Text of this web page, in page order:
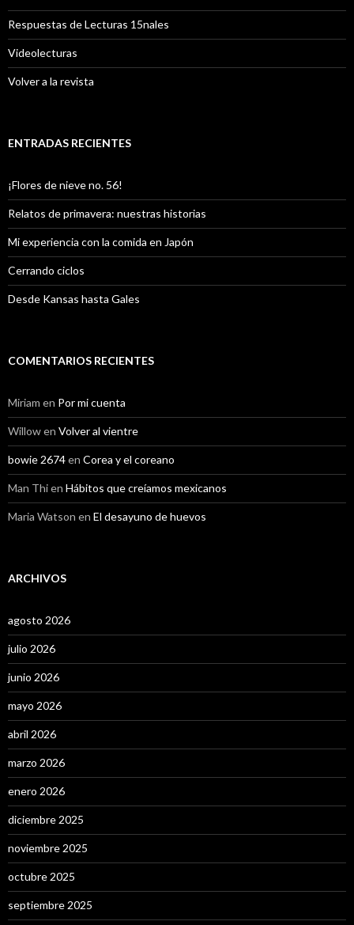
Respuestas de Lecturas 15nales
Videolecturas
Volver a la revista
ENTRADAS RECIENTES
¡Flores de nieve no. 56!
Relatos de primavera: nuestras historias
Mi experiencia con la comida en Japón
Cerrando ciclos
Desde Kansas hasta Gales
COMENTARIOS RECIENTES
Miriam en Por mi cuenta
Willowen Volver al vientre
bowie 2674en Corea y el coreano
Man Thien Hábitos que creíamos mexicanos
Maria Watson en El desayuno de huevos
ARCHIVOS
agosto 2026
julio 2026
junio 2026
mayo 2026
abril 2026
marzo 2026
enero 2026
diciembre 2025
noviembre 2025
octubre 2025
septiembre 2025